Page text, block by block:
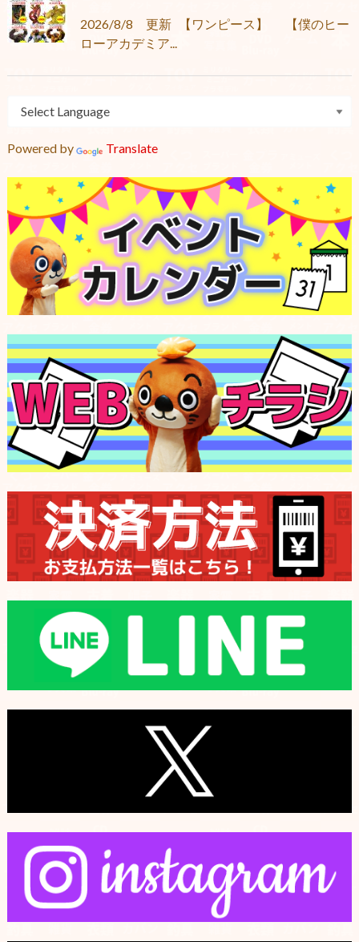
2026/8/8 更新 【ワンピース】 【僕のヒー
ローアカデミア...
Powered by Translate